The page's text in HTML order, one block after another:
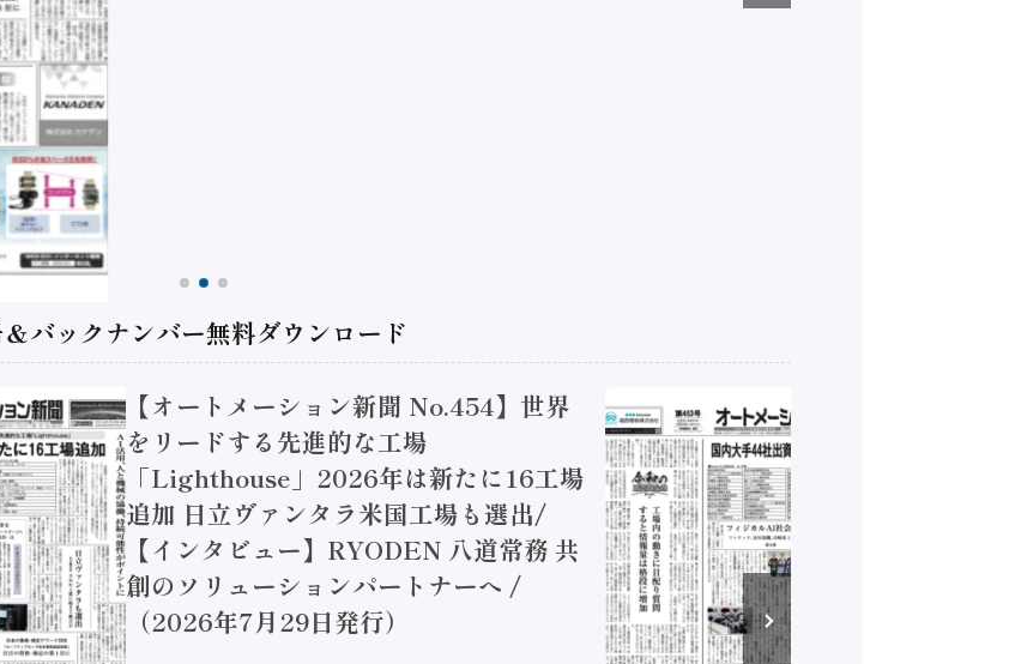
バックナンバー無料ダウンロード
【オートメーション新聞 No.454】世界
をリードする先進的な工場
「Lighthouse」2026年は新たに16工場
追加 日立ヴァンタラ米国工場も選出/
【インタビュー】RYODEN 八道常務 共
創のソリューションパートナーへ /
（2026年7月29日発行）